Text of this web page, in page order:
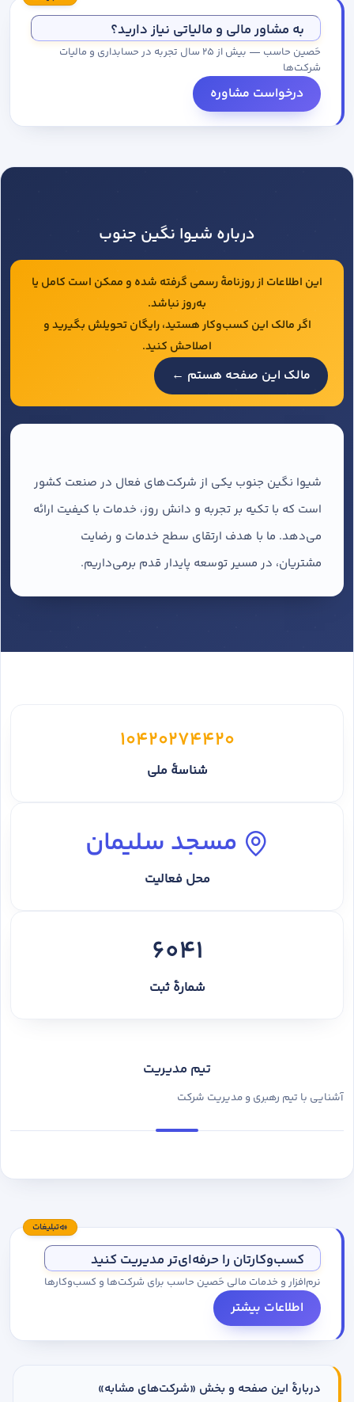
به مشاور مالی و مالیاتی نیاز دارید؟
حَصین حاسب — بیش از ۲۵ سال تجربه در حسابداری و مالیات
شرکت‌ها
درخواست مشاوره
درباره شیوا نگین جنوب
این اطلاعات از روزنامهٔ رسمی گرفته شده و ممکن است کامل یا
به‌روز نباشد.
اگر مالک این کسب‌وکار هستید، رایگان تحویلش بگیرید و
اصلاحش کنید.
مالک این صفحه هستم ←
شیوا نگین جنوب یکی از شرکت‌های فعال در صنعت کشور
است که با تکیه بر تجربه و دانش روز، خدمات با کیفیت ارائه
می‌دهد. ما با هدف ارتقای سطح خدمات و رضایت
مشتریان، در مسیر توسعه پایدار قدم برمی‌داریم.
10420274420
شناسهٔ ملی
مسجد سلیمان
محل فعالیت
6041
شمارهٔ ثبت
تیم مدیریت
آشنایی با تیم رهبری و مدیریت شرکت
تبلیغات
کسب‌وکارتان را حرفه‌ای‌تر مدیریت کنید
نرم‌افزار و خدمات مالی حَصین حاسب برای شرکت‌ها و کسب‌وکارها
اطلاعات بیشتر
دربارهٔ این صفحه و بخش «شرکت‌های مشابه»